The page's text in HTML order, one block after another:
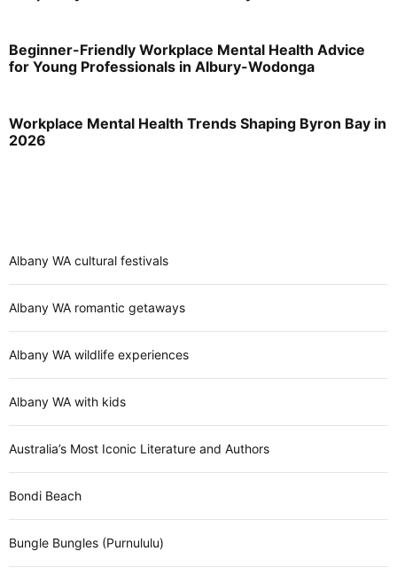
Beginner-Friendly Workplace Mental Health Advice
for Young Professionals in Albury-Wodonga
Workplace Mental Health Trends Shaping Byron Bay in
2026
Albany WA cultural festivals
Albany WA romantic getaways
Albany WA wildlife experiences
Albany WA with kids
Australia’s Most Iconic Literature and Authors
Bondi Beach
Bungle Bungles (Purnululu)